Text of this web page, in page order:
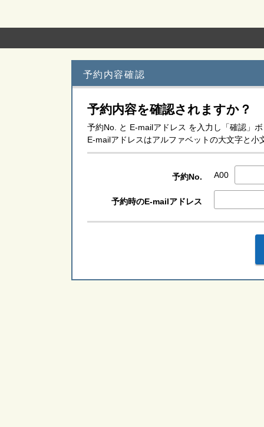
予約内容確認
予約内容を確認されますか？
予約No. と E-mailアドレス を入力し「確認」
E-mailアドレスはアルファベットの大文字と
予約No. A00
予約時のE-mailアドレス